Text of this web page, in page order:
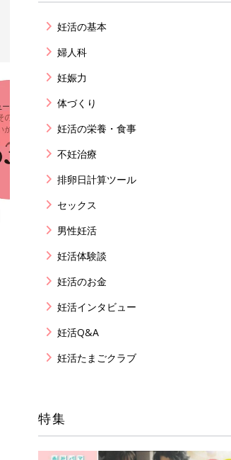
妊活の基本
婦人科
妊娠力
体づくり
妊活の栄養・食事
不妊治療
排卵日計算ツール
セックス
男性妊活
妊活体験談
妊活のお金
妊活インタビュー
妊活Q&A
妊活たまごクラブ
特集